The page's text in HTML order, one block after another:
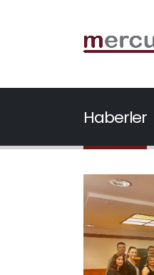
Haberler